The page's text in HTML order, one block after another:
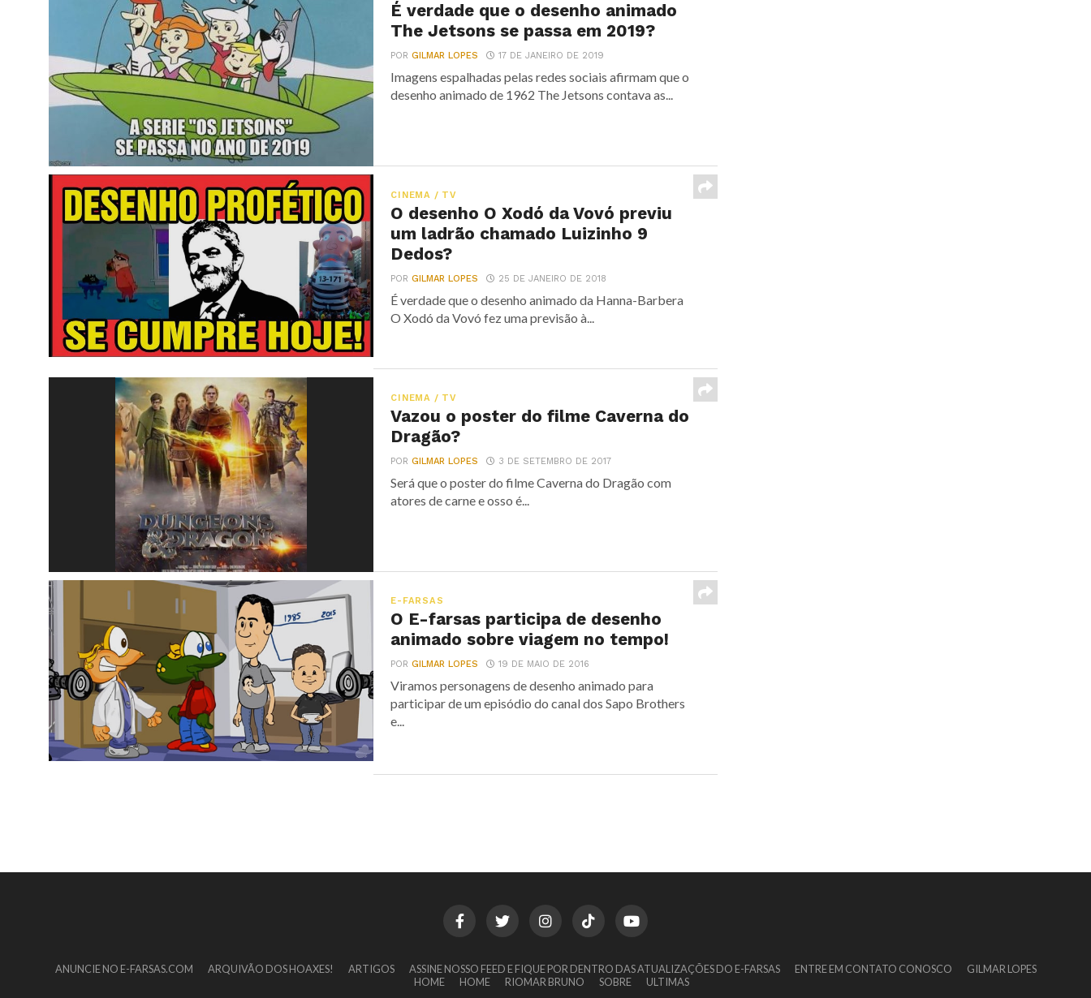
É verdade que o desenho animado
The Jetsons se passa em 2019?
PORGILMAR LOPES 17 DE JANEIRO DE 2019
Imagens espalhadas pelas redes sociais afirmam que o
desenho animado de 1962 The Jetsons contava as...
CINEMA / TV
O desenho O Xodó da Vovó previu
um ladrão chamado Luizinho 9
Dedos?
PORGILMAR LOPES 25 DE JANEIRO DE 2018
É verdade que o desenho animado da Hanna-Barbera
O Xodó da Vovó fez uma previsão à...
CINEMA / TV
Vazou o poster do filme Caverna do
Dragão?
PORGILMAR LOPES 3 DE SETEMBRO DE 2017
Será que o poster do filme Caverna do Dragão com
atores de carne e osso é...
E-FARSAS
O E-farsas participa de desenho
animado sobre viagem no tempo!
PORGILMAR LOPES 19 DE MAIO DE 2016
Viramos personagens de desenho animado para
participar de um episódio do canal dos Sapo Brothers
e...
ANUNCIE NO E-FARSAS.COM ARQUIVÃO DOS HOAXES! ARTIGOS ASSINE NOSSO FEED E FIQUE POR DENTRO DAS ATUALIZAÇÕES DO E-FARSAS ENTRE EM CONTATO CONOSCO
GILMAR LOPES
HOME
HOME RIOMAR BRUNO SOBRE ULTIMAS